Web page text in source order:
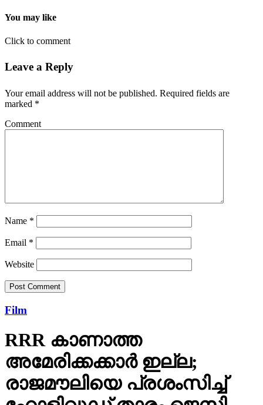
You may like
Click to comment
Leave a Reply
Your email address will not be published. Required fields are
marked *
Comment
Name *
Email *
Website
Film
RRR കാണാത്ത
അമേരിക്കക്കാര്‍ ഇല്ല;
രാജമൗലിയെ പ്രശംസിച്ച്